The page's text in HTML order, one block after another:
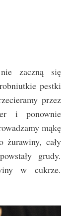
zaczną się
pestki
przez
i ponownie
mąkę
żurawiny, cały
grudy.
w cukrze.